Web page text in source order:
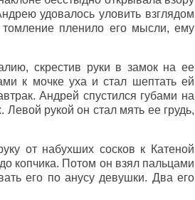
удовалось уловить взглядом
пленило его мысли, ему
скрестив руки в замок на ее
к мочке уха и стал шептать ей
Андрей спустился губами на
Левой рукой он стал мять ее грудь,
от набухших сосков к Катеной
копчика. Потом он взял пальцами
его по анусу девушки. Два его